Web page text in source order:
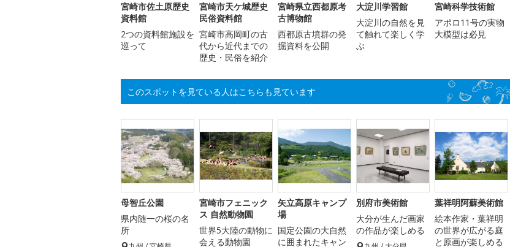
宮崎市佐土原歴史
資料館
2つの資料館施設を
巡って
宮崎市天ケ城歴史
民俗資料館
宮崎市高岡町の古
代から近代までの
歴史・民俗を紹介
宮崎県立西都原考
古博物館
西都原古墳群の発
掘資料を公開
大淀川学習館
大淀川の自然を見
て触れて楽しく学
ぶ
宮崎科学技術館
アポロ11号の実物
大模型は必見
このスポットを見ている人はこちらも見ています
母智丘公園
県内随一の桜の名
所
宮崎市フェニック
ス 自然動物園
世界5大陸の動物に
会える動物園
矢立高原キャンプ
場
国定公園の大自然
に囲まれたキャン
別府市美術館
大分が生んだ画家
の作品が楽しめる
葉祥明阿蘇美術館
絵本作家・葉祥明
の世界が広がる庭
と原画が楽しめる